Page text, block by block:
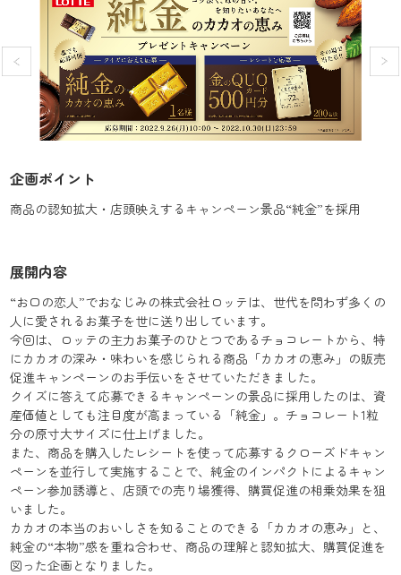
企画ポイント
商品の認知拡大・店頭映えするキャンペーン景品“純金”を採用
展開内容
“お口の恋人”でおなじみの株式会社ロッテは、世代を問わず多くの
人に愛されるお菓子を世に送り出しています。
今回は、ロッテの主力お菓子のひとつであるチョコレートから、特
にカカオの深み・味わいを感じられる商品「カカオの恵み」の販売
促進キャンペーンのお手伝いをさせていただきました。
クイズに答えて応募できるキャンペーンの景品に採用したのは、資
産価値としても注目度が高まっている「純金」。チョコレート1粒
分の原寸大サイズに仕上げました。
また、商品を購入したレシートを使って応募するクローズドキャン
ペーンを並行して実施することで、純金のインパクトによるキャン
ペーン参加誘導と、店頭での売り場獲得、購買促進の相乗効果を狙
いました。
カカオの本当のおいしさを知ることのできる「カカオの恵み」と、
純金の“本物”感を重ね合わせ、商品の理解と認知拡大、購買促進を
図った企画となりました。